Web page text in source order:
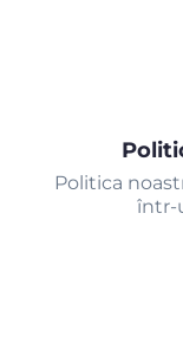
Politica
într-